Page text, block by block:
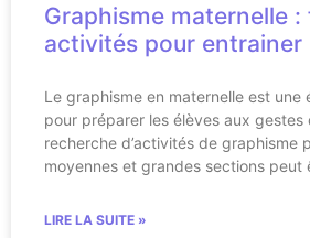
Graphisme maternelle
activités pour entrainer
Le graphisme en maternelle est une
pour préparer les élèves aux gestes
recherche d’activités de graphisme
moyennes et grandes sections peut
LIRE LA SUITE »